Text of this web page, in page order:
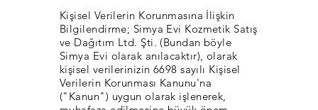
Kişisel Verilerin Korunmasına İlişkin
Bilgilendirme; Simya Evi Kozmetik Satış
ve Dağıtım Ltd. Şti. (Bundan böyle
Simya Evi olarak anılacaktır), olarak
kişisel verilerinizin 6698 sayılı Kişisel
Verilerin Korunması Kanunu'na
("Kanun") uygun olarak işlenerek,